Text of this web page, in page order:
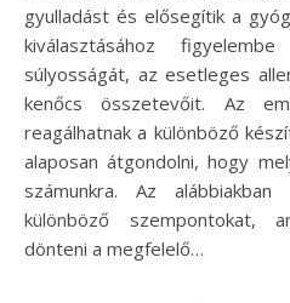
gyulladást és elősegítik a
kiválasztásához
súlyosságát, az esetleges
kenőcs összetevőit. Az
reagálhatnak a különböző
alaposan átgondolni, hogy
számunkra. Az
különböző szempontokat,
dönteni a megfelelő…